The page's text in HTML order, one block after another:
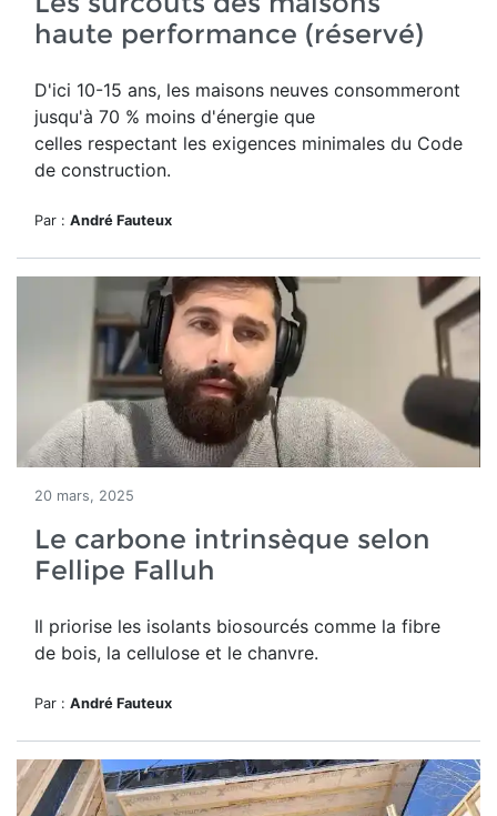
haute performance (réservé)
D'ici 10-15 ans, les maisons neuves consommeront
jusqu'à 70 % moins d'énergie que
celles respectant les exigences minimales du Code
de construction.
Par : André Fauteux
20 mars, 2025
Le carbone intrinsèque selon
Fellipe Falluh
Il priorise les isolants biosourcés comme la fibre
de bois, la cellulose et le chanvre.
Par : André Fauteux